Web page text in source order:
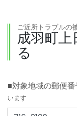
ご近所トラブルの
成羽町
る
■対象地域の郵便番
います